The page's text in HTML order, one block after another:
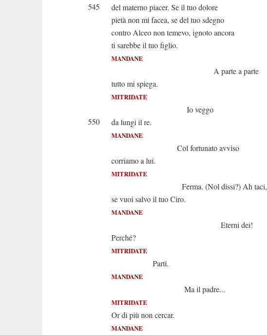
545
del materno piacer. Se il tuo dolore
pietà non mi facea, se del tuo sdegno
contro Alceo non temevo, ignoto ancora
ti sarebbe il tuo figlio.
MANDANE
A parte a parte
tutto mi spiega.
MITRIDATE
Io veggo
550
da lungi il re.
MANDANE
Col fortunato avviso
corriamo a lui.
MITRIDATE
Ferma. (Nol dissi?) Ah taci,
se vuoi salvo il tuo Ciro.
MANDANE
Eterni dei!
Perché?
MITRIDATE
Parti.
MANDANE
Ma il padre...
MITRIDATE
Or di più non cercar.
MANDANE